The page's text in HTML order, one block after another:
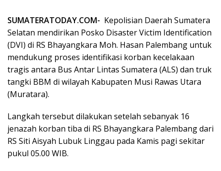
SUMATERATODAY.COM- Kepolisian Daerah Sumatera
Selatan mendirikan Posko Disaster Victim Identification
(DVI) di RS Bhayangkara Moh. Hasan Palembang untuk
mendukung proses identifikasi korban kecelakaan
tragis antara Bus Antar Lintas Sumatera (ALS) dan truk
tangki BBM di wilayah Kabupaten Musi Rawas Utara
(Muratara).
Langkah tersebut dilakukan setelah sebanyak 16
jenazah korban tiba di RS Bhayangkara Palembang dari
RS Siti Aisyah Lubuk Linggau pada Kamis pagi sekitar
pukul 05.00 WIB.